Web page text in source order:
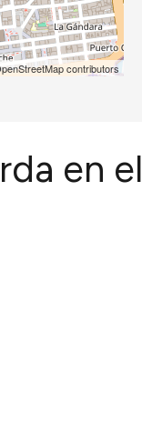
contributors
en el